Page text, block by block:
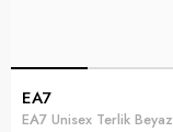
EA7
EA7 Unisex Terlik Beyaz